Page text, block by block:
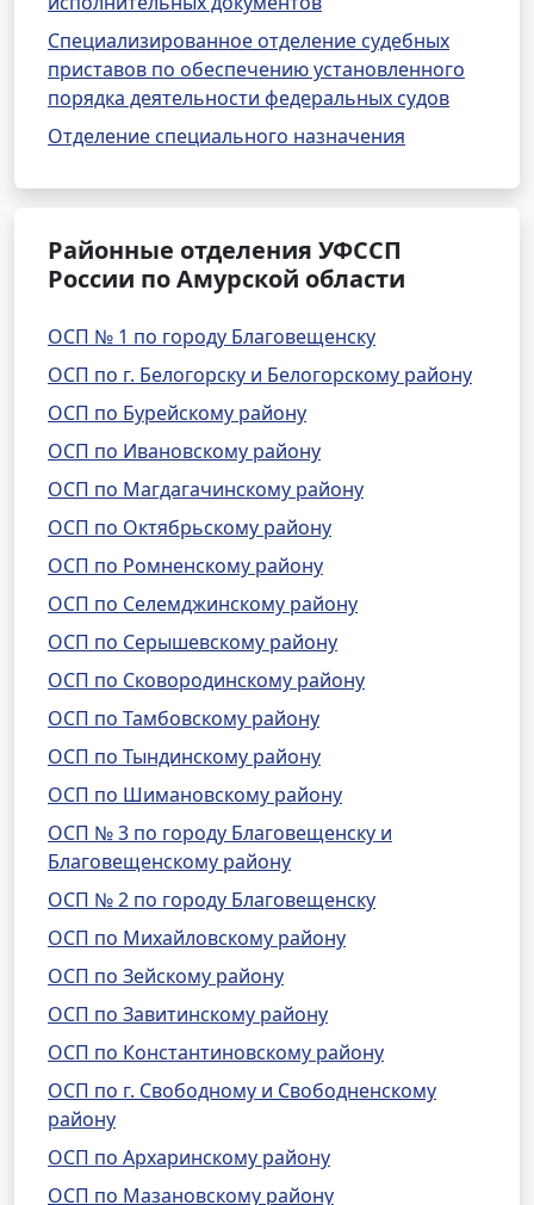
Специализированное отделение судебных
приставов по обеспечению установленного
порядка деятельности федеральных судов
Отделение специального назначения
Районные отделения УФССП
России по Амурской области
ОСП № 1 по городу Благовещенску
ОСП по г. Белогорску и Белогорскому району
ОСП по Бурейскому району
ОСП по Ивановскому району
ОСП по Магдагачинскому району
ОСП по Октябрьскому району
ОСП по Ромненскому району
ОСП по Селемджинскому району
ОСП по Серышевскому району
ОСП по Сковородинскому району
ОСП по Тамбовскому району
ОСП по Тындинскому району
ОСП по Шимановскому району
ОСП № 3 по городу Благовещенску и
Благовещенскому району
ОСП № 2 по городу Благовещенску
ОСП по Михайловскому району
ОСП по Зейскому району
ОСП по Завитинскому району
ОСП по Константиновскому району
ОСП по г. Свободному и Свободненскому
району
ОСП по Архаринскому району
ОСП по Мазановскому району